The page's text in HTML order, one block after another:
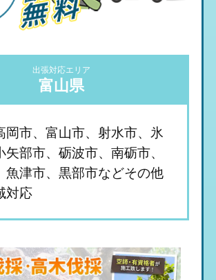
出張対応エリア
富山県
岡市、富山市、射水市、氷
矢部市、砺波市、南砺市、
魚津市、黒部市などその他
対応